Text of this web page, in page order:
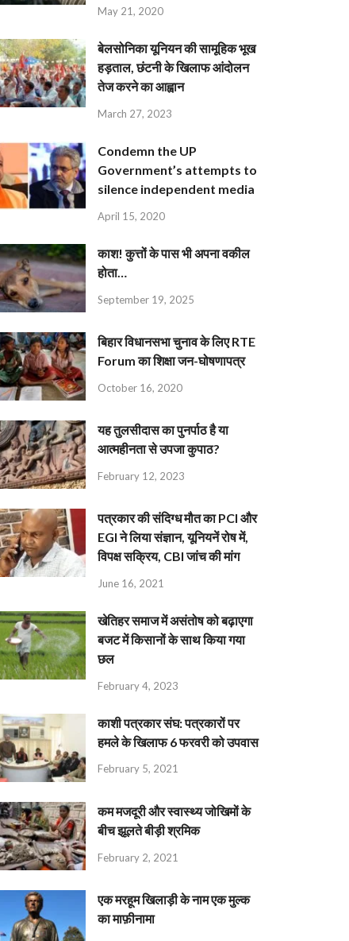
May 21, 2020
बेलसोनिका यूनियन की सामूहिक भूख
हड़ताल, छंटनी के खिलाफ आंदोलन
तेज करने का आह्वान
March 27, 2023
Condemn the UP
Government’s attempts to
silence independent media
April 15, 2020
काश! कुत्तों के पास भी अपना वकील
होता…
September 19, 2025
बिहार विधानसभा चुनाव के लिए RTE
Forum का शिक्षा जन-घोषणापत्र
October 16, 2020
यह तुलसीदास का पुनर्पाठ है या
आत्महीनता से उपजा कुपाठ?
February 12, 2023
पत्रकार की संदिग्ध मौत का PCI और
EGI ने लिया संज्ञान, यूनियनें रोष में,
विपक्ष सक्रिय, CBI जांच की मांग
June 16, 2021
खेतिहर समाज में असंतोष को बढ़ाएगा
बजट में किसानों के साथ किया गया
छल
February 4, 2023
काशी पत्रकार संघ: पत्रकारों पर
हमले के खिलाफ 6 फरवरी को उपवास
February 5, 2021
कम मजदूरी और स्वास्थ्य जोखिमों के
बीच झूलते बीड़ी श्रमिक
February 2, 2021
एक मरहूम खिलाड़ी के नाम एक मुल्क
का माफ़ीनामा